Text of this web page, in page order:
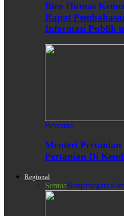
Biro Humas
Rapat
Informasi Publik
Bencana
Menteri
Pertanian Di
Regional
SemuaBanjarnegara